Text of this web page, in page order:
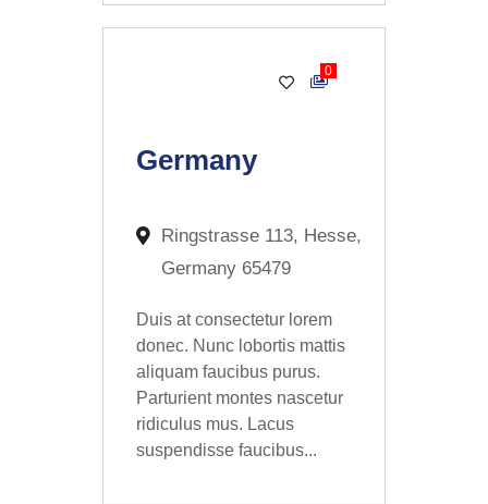
0
Germany
Ringstrasse 113, Hesse,
Germany 65479
Duis at consectetur lorem
donec. Nunc lobortis mattis
aliquam faucibus purus.
Parturient montes nascetur
ridiculus mus. Lacus
suspendisse faucibus...